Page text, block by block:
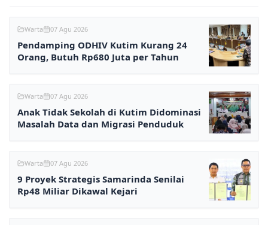
Warta 07 Agu 2026
Pendamping ODHIV Kutim Kurang 24
Orang, Butuh Rp680 Juta per Tahun
Warta 07 Agu 2026
Anak Tidak Sekolah di Kutim Didominasi
Masalah Data dan Migrasi Penduduk
Warta 07 Agu 2026
9 Proyek Strategis Samarinda Senilai
Rp48 Miliar Dikawal Kejari